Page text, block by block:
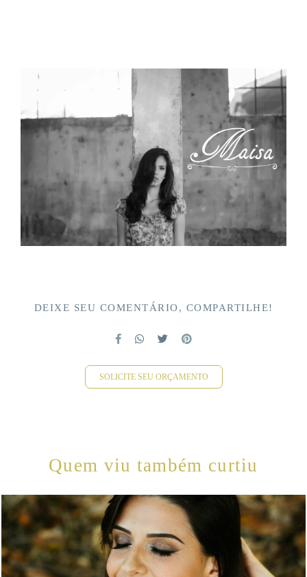
DEIXE SEU COMENTÁRIO, COMPARTILHE!
SOLICITE SEU ORÇAMENTO
Quem viu também curtiu